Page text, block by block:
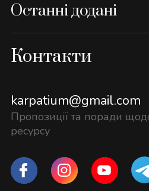
Останні додані
Контакти
karpatium@gmail.com
Пропозиції та поради
ресурсу